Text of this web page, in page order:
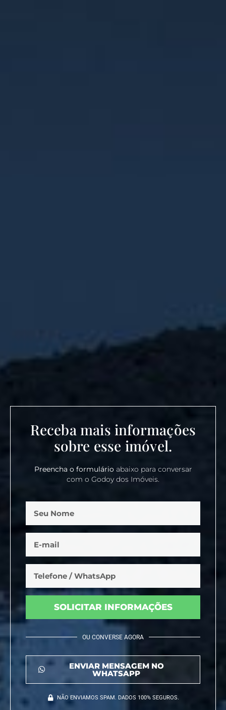
Receba mais informações
sobre esse imóvel.
Preencha o formulárioabaixo para conversar
com o Godoy dos Imóveis.
SOLICITAR INFORMAÇÕES
OU CONVERSE AGORA
ENVIAR MENSAGEM NO
WHATSAPP
NÃO ENVIAMOS SPAM. DADOS 100% SEGUROS.